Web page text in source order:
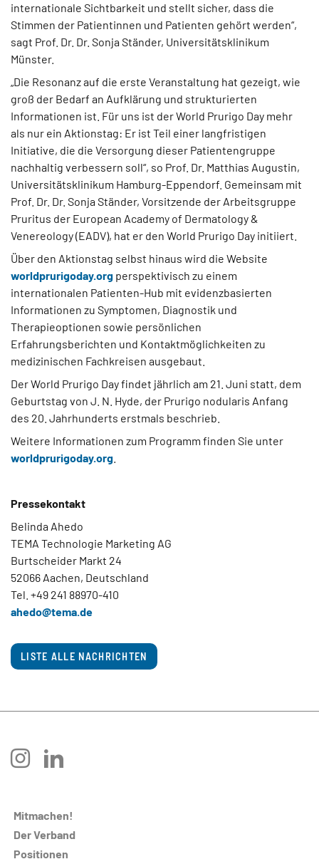
internationale Sichtbarkeit und stellt sicher, dass die
Stimmen der Patientinnen und Patienten gehört werden“,
sagt Prof. Dr. Dr. Sonja Ständer, Universitätsklinikum
Münster.
„Die Resonanz auf die erste Veranstaltung hat gezeigt, wie
groß der Bedarf an Aufklärung und strukturierten
Informationen ist. Für uns ist der World Prurigo Day mehr
als nur ein Aktionstag: Er ist Teil einer langfristigen
Initiative, die die Versorgung dieser Patientengruppe
nachhaltig verbessern soll“, so Prof. Dr. Matthias Augustin,
Universitätsklinikum Hamburg-Eppendorf. Gemeinsam mit
Prof. Dr. Dr. Sonja Ständer, Vorsitzende der Arbeitsgruppe
Pruritus der European Academy of Dermatology &
Venereology (EADV), hat er den World Prurigo Day initiiert.
Über den Aktionstag selbst hinaus wird die Website
worldprurigoday.org perspektivisch zu einem
internationalen Patienten-Hub mit evidenzbasierten
Informationen zu Symptomen, Diagnostik und
Therapieoptionen sowie persönlichen
Erfahrungsberichten und Kontaktmöglichkeiten zu
medizinischen Fachkreisen ausgebaut.
Der World Prurigo Day findet jährlich am 21. Juni statt, dem
Geburtstag von J. N. Hyde, der Prurigo nodularis Anfang
des 20. Jahrhunderts erstmals beschrieb.
Weitere Informationen zum Programm finden Sie unter
worldprurigoday.org
Pressekontakt
Belinda Ahedo
TEMA Technologie Marketing AG
Burtscheider Markt 24
52066 Aachen, Deutschland
Tel. +49 241 88970-410
ahedo@tema.de
LISTE ALLE NACHRICHTEN
instagram
Mitmachen!
Der Verband
Positionen